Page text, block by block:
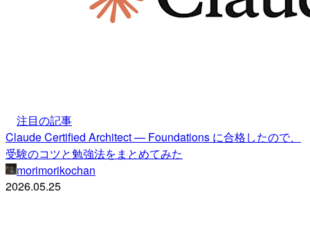
注目の記事
Claude Certified Architect — Foundations に合格したので、
受験のコツと勉強法をまとめてみた
morimorikochan
2026.05.25